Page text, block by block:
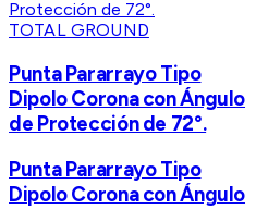
TOTAL GROUND
Punta Pararrayo Tipo
Dipolo Corona con Ángulo
de Protección de 72°.
Punta Pararrayo Tipo
Dipolo Corona con Ángulo